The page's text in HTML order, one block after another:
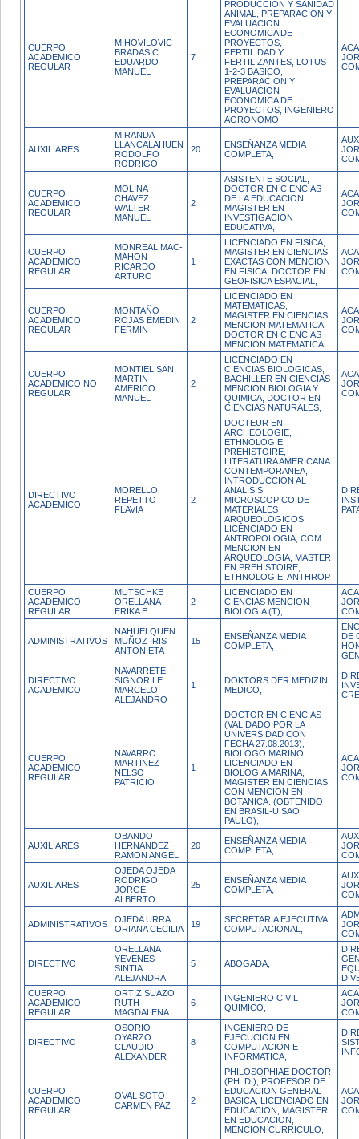
CUERPO
ACADEMICO
REGULAR
MIHOVILOVIC
BRADASIC
EDUARDO
MANUEL
7
PRODUCCION Y SANIDAD
ANIMAL, PREPARACION Y
EVALUACION
ECONOMICA DE
PROYECTOS,
FERTILIDAD Y
FERTILIZANTES, LOTUS
1-2-3 BASICO,
PREPARACION Y
EVALUACION
ECONOMICA DE
PROYECTOS, INGENIERO
AGRONOMO,
AUXILIARES
MIRANDA
LLANCALAHUEN
RODOLFO
RODRIGO
20
ENSEÑANZA MEDIA
COMPLETA,
CUERPO
ACADEMICO
REGULAR
MOLINA
CHAVEZ
WALTER
MANUEL
2
ASISTENTE SOCIAL,
DOCTOR EN CIENCIAS
DE LA EDUCACION,
MAGISTER EN
INVESTIGACION
EDUCATIVA,
CUERPO
ACADEMICO
REGULAR
MONREAL MAC-
MAHON
RICARDO
ARTURO
1
LICENCIADO EN FISICA,
MAGISTER EN CIENCIAS
EXACTAS CON MENCION
EN FISICA, DOCTOR EN
GEOFISICA ESPACIAL,
CUERPO
ACADEMICO
REGULAR
MONTAÑO
ROJAS EMEDIN
FERMIN
2
LICENCIADO EN
MATEMATICAS,
MAGISTER EN CIENCIAS
MENCION MATEMATICA,
DOCTOR EN CIENCIAS
MENCION MATEMATICA,
CUERPO
ACADEMICO NO
REGULAR
MONTIEL SAN
MARTIN
AMERICO
MANUEL
2
LICENCIADO EN
CIENCIAS BIOLOGICAS,
BACHILLER EN CIENCIAS
MENCION BIOLOGIA Y
QUIMICA, DOCTOR EN
CIENCIAS NATURALES,
DIRECTIVO
ACADEMICO
MORELLO
REPETTO
FLAVIA
2
DOCTEUR EN
ARCHEOLOGIE,
ETHNOLOGIE,
PREHISTOIRE,
LITERATURA AMERICANA
CONTEMPORANEA,
INTRODUCCION AL
ANALISIS
MICROSCOPICO DE
MATERIALES
ARQUEOLOGICOS,
LICENCIADO EN
ANTROPOLOGIA, COM
MENCION EN
ARQUEOLOGIA, MASTER
EN PREHISTOIRE,
ETHNOLOGIE, ANTHROP
CUERPO
ACADEMICO
REGULAR
MUTSCHKE
ORELLANA
ERIKA E.
2
LICENCIADO EN
CIENCIAS MENCION
BIOLOGIA (T),
ADMINISTRATIVOS
NAHUELQUEN
MUÑOZ IRIS
ANTONIETA
15
ENSEÑANZA MEDIA
COMPLETA,
DE
DIRECTIVO
ACADEMICO
NAVARRETE
SIGNORILE
MARCELO
ALEJANDRO
1
DOKTORS DER MEDIZIN,
MEDICO,
CUERPO
ACADEMICO
REGULAR
NAVARRO
MARTINEZ
NELSO
PATRICIO
1
DOCTOR EN CIENCIAS
(VALIDADO POR LA
UNIVERSIDAD CON
FECHA 27.08.2013),
BIOLOGO MARINO,
LICENCIADO EN
BIOLOGIA MARINA,
MAGISTER EN CIENCIAS,
CON MENCION EN
BOTANICA. (OBTENIDO
EN BRASIL-U.SAO
PAULO),
AUXILIARES
OBANDO
HERNANDEZ
RAMON ANGEL
20
ENSEÑANZA MEDIA
COMPLETA,
AUXILIARES
OJEDA OJEDA
RODRIGO
JORGE
ALBERTO
25
ENSEÑANZA MEDIA
COMPLETA,
ADMINISTRATIVOS
OJEDA URRA
ORIANA CECILIA
19
SECRETARIA EJECUTIVA
COMPUTACIONAL,
DIRECTIVO
ORELLANA
YEVENES
SINTIA
ALEJANDRA
5 ABOGADA,
CUERPO
ACADEMICO
REGULAR
ORTIZ SUAZO
RUTH
MAGDALENA
6
INGENIERO CIVIL
QUIMICO,
DIRECTIVO
OSORIO
OYARZO
CLAUDIO
ALEXANDER
8
INGENIERO DE
EJECUCION EN
COMPUTACION E
INFORMATICA,
CUERPO
ACADEMICO
REGULAR
OVAL SOTO
CARMEN PAZ
2
PHILOSOPHIAE DOCTOR
(PH. D.), PROFESOR DE
EDUCACION GENERAL
BASICA, LICENCIADO EN
EDUCACION, MAGISTER
EN EDUCACION,
MENCION CURRICULO,